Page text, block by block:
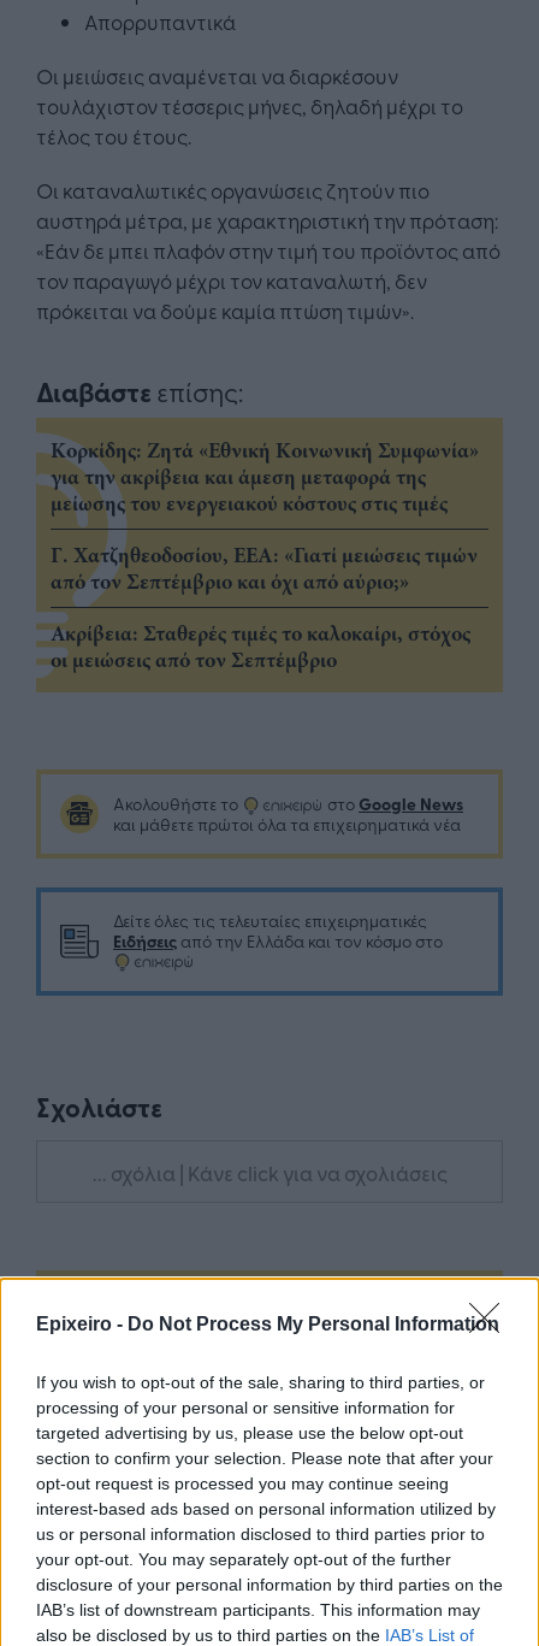
Epixeiro - Do Not Process My Personal Information
If you wish to opt-out of the sale, sharing to third parties, or
processing of your personal or sensitive information for
targeted advertising by us, please use the below opt-out
section to confirm your selection. Please note that after your
opt-out request is processed you may continue seeing
interest-based ads based on personal information utilized by
us or personal information disclosed to third parties prior to
your opt-out. You may separately opt-out of the further
disclosure of your personal information by third parties on the
IAB’s list of downstream participants. This information may
also be disclosed by us to third parties on the IAB’s List of
Απορρυπαντικά
Οι μειώσεις αναμένεται να διαρκέσουν
τουλάχιστον τέσσερις μήνες, δηλαδή μέχρι το
τέλος του έτους.
Οι καταναλωτικές οργανώσεις ζητούν πιο
αυστηρά μέτρα, με χαρακτηριστική την πρόταση:
«Εάν δε μπει πλαφόν στην τιμή του προϊόντος από
τον παραγωγό μέχρι τον καταναλωτή, δεν
πρόκειται να δούμε καμία πτώση τιμών».
Διαβάστε επίσης:
Κορκίδης: Ζητά «Εθνική Κοινωνική Συμφωνία»
για την ακρίβεια και άμεση μεταφορά της
μείωσης του ενεργειακού κόστους στις τιμές
Γ. Χατζηθεοδοσίου, ΕΕΑ: «Γιατί μειώσεις τιμών
από τον Σεπτέμβριο και όχι από αύριο;»
Ακρίβεια: Σταθερές τιμές το καλοκαίρι, στόχος
οι μειώσεις από τον Σεπτέμβριο
Ακολουθήστε το στο Google News
και μάθετε πρώτοι όλα τα επιχειρηματικά νέα
Δείτε όλες τις τελευταίες επιχειρηματικές
Ειδήσεις από την Ελλάδα και τον κόσμο στο
Σχολιάστε
... σχόλια | Κάνε click για να σχολιάσεις